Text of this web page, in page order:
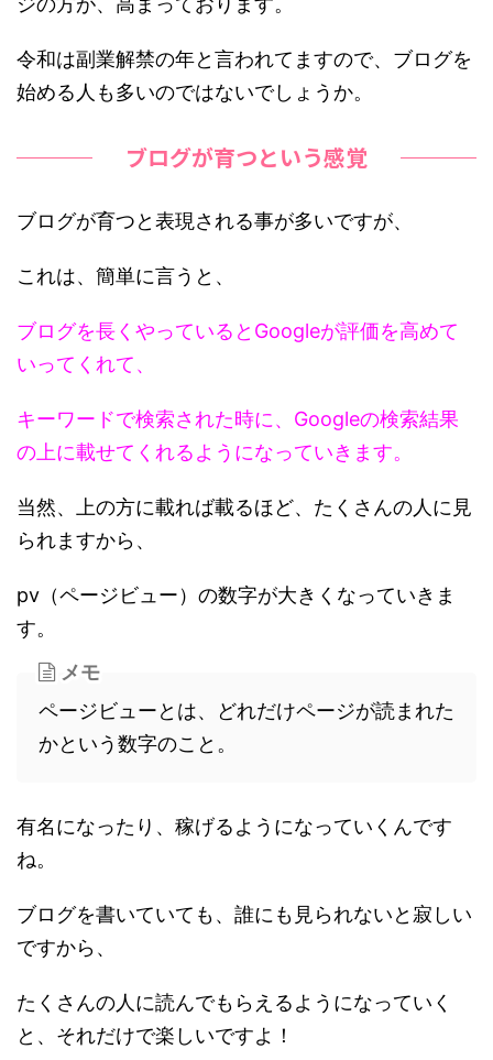
令和は副業解禁の年と言われてますので、ブログを
始める人も多いのではないでしょうか。
ブログが育つという感覚
ブログが育つと表現される事が多いですが、
これは、簡単に言うと、
ブログを長くやっているとGoogleが評価を高めて
いってくれて、
キーワードで検索された時に、Googleの検索結果
の上に載せてくれるようになっていきます。
当然、上の方に載れば載るほど、たくさんの人に見
られますから、
pv（ページビュー）の数字が大きくなっていきま
す。
メモ
ページビューとは、どれだけページが読まれた
かという数字のこと。
有名になったり、稼げるようになっていくんです
ね。
ブログを書いていても、誰にも見られないと寂しい
ですから、
たくさんの人に読んでもらえるようになっていく
と、それだけで楽しいですよ！